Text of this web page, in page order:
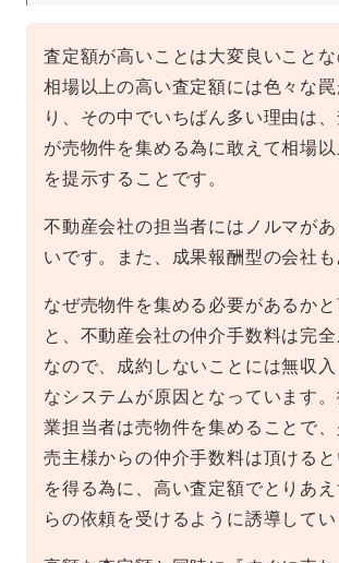
査定額が高いことは大変良いことな
相場以上の高い査定額には色々な
り、その中でいちばん多い理由は
が売物件を集める為に敢えて相場
を提示することです。
不動産会社の担当者にはノルマが
いです。また、成果報酬型の会社も
なぜ売物件を集める必要があるか
と、不動産会社の仲介手数料は完
なので、成約しないことには無収
なシステムが原因となっています
業担当者は売物件を集めることで
売主様からの仲介手数料は頂ける
を得る為に、高い査定額でとりあ
らの依頼を受けるように誘導してい